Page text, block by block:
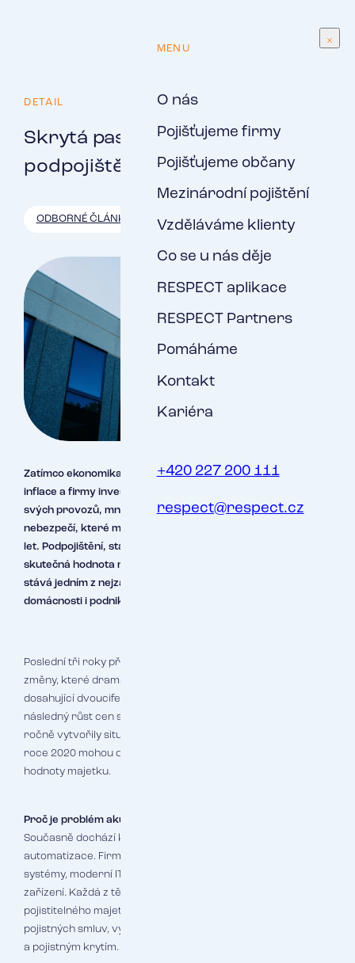
MENU
O nás
Pojišťujeme firmy
Pojišťujeme občany
Mezinárodní pojištění
Vzděláváme klienty
Co se u nás děje
RESPECT aplikace
RESPECT Partners
Pomáháme
Kontakt
Kariéra
+420 227 200 111
respect@respect.cz
DETAIL
Skrytá past jménem
podpojištění
ODBORNÉ ČLÁNKY
Zatímco ekonomika posledních let zažívá období vysoké
inflace a firmy investují rekordní sumy do modernizace
svých provozů, mnohé z nich se nevědomky vystavují
nebezpečí, které může v okamžiku škody zničit práci celých
let. Podpojištění, stav, kdy je pojistná částka nižší než
skutečná hodnota majetku, se v současných podmínkách
stává jedním z nejzávažnějších rizik, kterému čelí
domácnosti i podniky všech velikostí.
Poslední tři roky přinesly do podnikatelského prostředí
změny, které dramaticky ovlivnily hodnoty majetku. Inflace
dosahující dvouciferných hodnot, energetická krize a
následný růst cen stavebních materiálů o desítky procent
ročně vytvořily situaci, kdy pojistné částky sjednané ještě v
roce 2020 mohou dnes pokrývat pouze polovinu skutečné
hodnoty majetku.
Proč je problém akutnější než kdy dříve
Současně dochází k masivním investicím do digitalizace a
automatizace. Firmy instalují nové výrobní linky, robotické
systémy, moderní IT infrastrukturu a energeticky úsporná
zařízení. Každá z těchto investic zvyšuje hodnotu
pojistitelného majetku, ale pokud se nepromítne do
pojistných smluv, vytváří nebezpečnou mezeru mezi realitou
a pojistným krytím.